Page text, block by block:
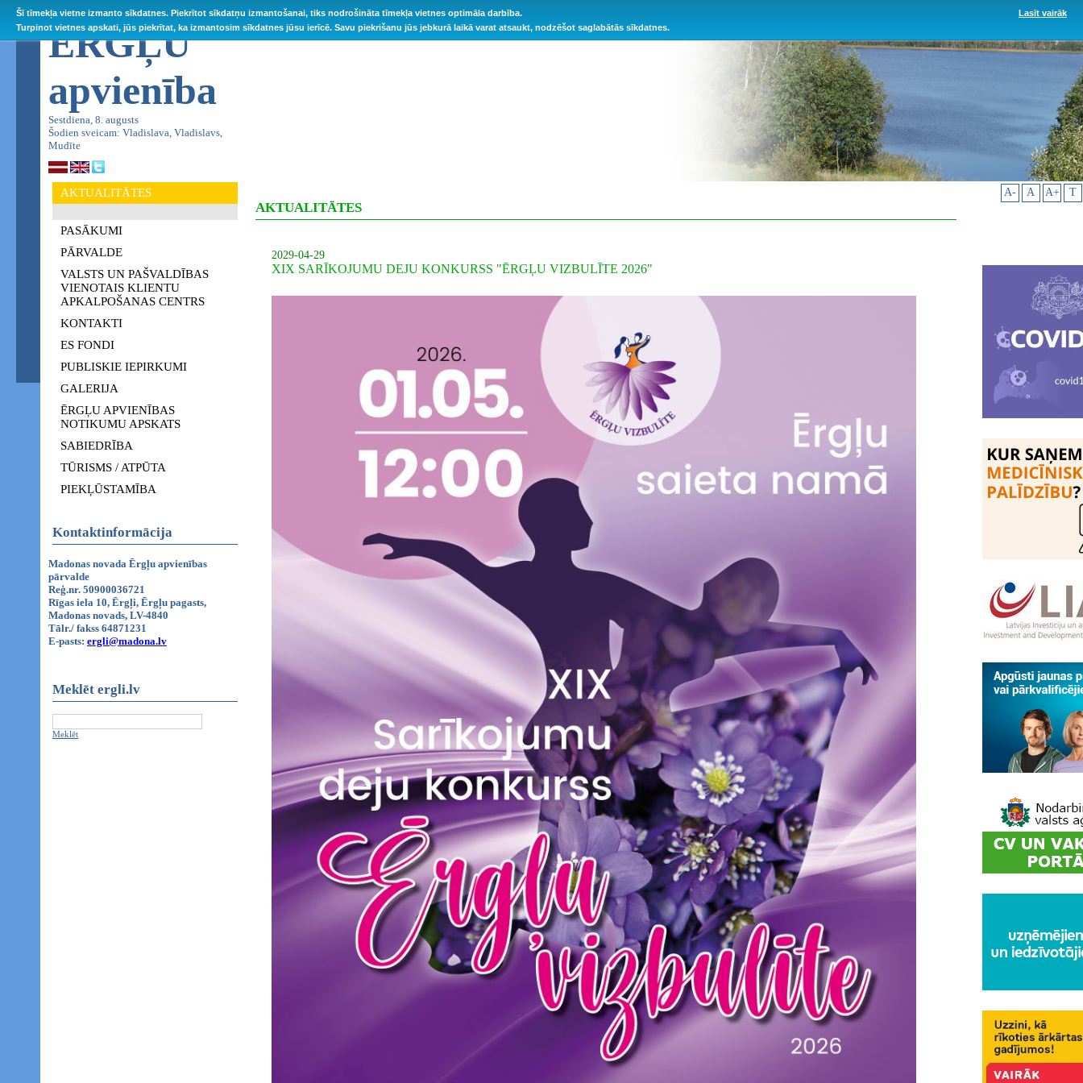
Šī tīmekļa vietne izmanto sīkdatnes. Piekrītot sīkdatņu izmantošanai, tiks nodrošināta tīmekļa vietnes optimāla darbība.
Turpinot vietnes apskati, jūs piekrītat, ka izmantosim sīkdatnes jūsu ierīcē. Savu piekrišanu jūs jebkurā laikā varat atsaukt, nodzēšot saglabātās sīkdatnes.
Lasīt vairāk
ĒRGĻU
apvienība
Sestdiena, 8. augusts
Šodien sveicam: Vladislava, Vladislavs,
Mudīte
AKTUALITĀTES
PASĀKUMI
PĀRVALDE
VALSTS UN PAŠVALDĪBAS
VIENOTAIS KLIENTU
APKALPOŠANAS CENTRS
KONTAKTI
ES FONDI
PUBLISKIE IEPIRKUMI
GALERIJA
ĒRGĻU APVIENĪBAS
NOTIKUMU APSKATS
SABIEDRĪBA
TŪRISMS / ATPŪTA
PIEKĻŪSTAMĪBA
Kontaktinformācija
Madonas novada Ērgļu apvienības
pārvalde
Reģ.nr. 50900036721
Rīgas iela 10, Ērgļi, Ērgļu pagasts,
Madonas novads, LV-4840
Tālr./ fakss 64871231
E-pasts: ergli@madona.lv
Meklēt ergli.lv
Meklēt
AKTUALITĀTES
2029-04-29
XIX SARĪKOJUMU DEJU KONKURSS "ĒRGĻU VIZBULĪTE 2026"
A- A A+ T